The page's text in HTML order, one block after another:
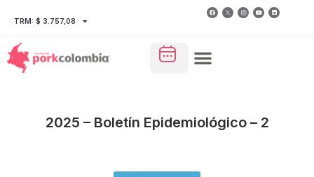
TRM: $ 3.757,08
2025 – Boletín Epidemiológico – 2